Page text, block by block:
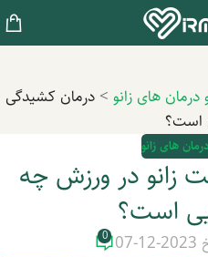
درمان های زانو > درمان کشیدگی
است؟
های زانو
زانو در ورزش چه
است؟
0